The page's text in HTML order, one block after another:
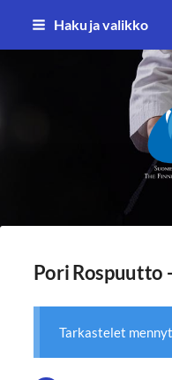
Siirry
Haku ja valikko
Pori Rospuutto
Tarkastelet